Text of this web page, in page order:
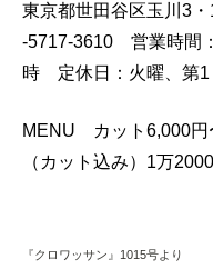
東京都世田谷区玉川3
-5717-3610 営業時間
時 定休日：火曜、第1
MENU カット6,000円
（カット込み）1万2000
『クロワッサン』1015号より